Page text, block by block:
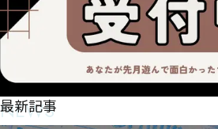
NEWS
最新記事